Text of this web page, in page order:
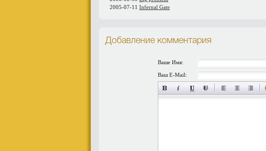
2005-07-11 Infernal Gate
Добавление комментария
Ваше Имя:
Ваш E-Mail: